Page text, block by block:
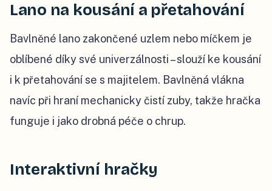
Lano na kousání a přetahování
Bavlněné lano zakončené uzlem nebo míčkem je
oblíbené díky své univerzálnosti – slouží ke kousání
i k přetahování se s majitelem. Bavlněná vlákna
navíc při hraní mechanicky čistí zuby, takže hračka
funguje i jako drobná péče o chrup.
Interaktivní hračky